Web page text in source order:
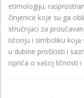
etimologiju,
činjenice koje su ga
stručnjaci za
istoriju i simboliku koja
u dubine prošlosti i
ispriča o vašoj ličnosti